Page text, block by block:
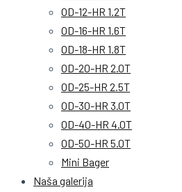
OD-12-HR 1.2T
OD-16-HR 1.6T
OD-18-HR 1.8T
OD-20-HR 2.0T
OD-25-HR 2.5T
OD-30-HR 3.0T
OD-40-HR 4.0T
OD-50-HR 5.0T
Mini Bager
Naša galerija